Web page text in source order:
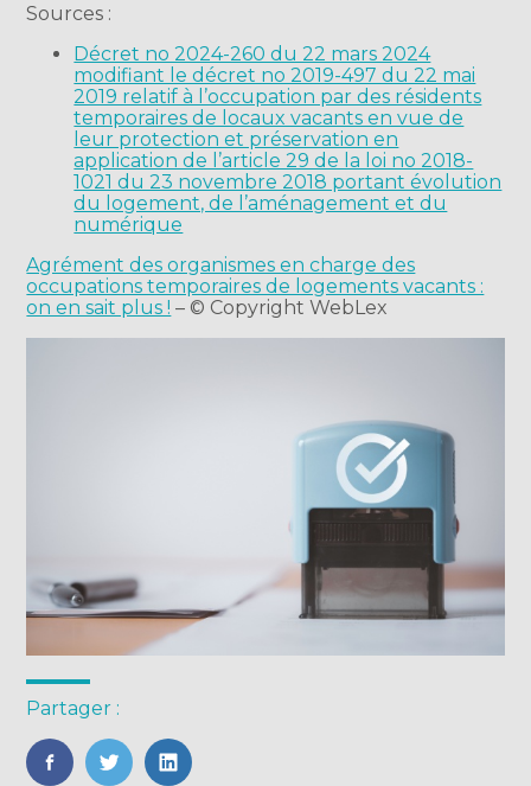
Sources :
Décret no 2024-260 du 22 mars 2024
modifiant le décret no 2019-497 du 22 mai
2019 relatif à l’occupation par des résidents
temporaires de locaux vacants en vue de
leur protection et préservation en
application de l’article 29 de la loi no 2018-
1021 du 23 novembre 2018 portant évolution
du logement, de l’aménagement et du
numérique
Agrément des organismes en charge des
occupations temporaires de logements vacants :
on en sait plus ! – © Copyright WebLex
Partager :